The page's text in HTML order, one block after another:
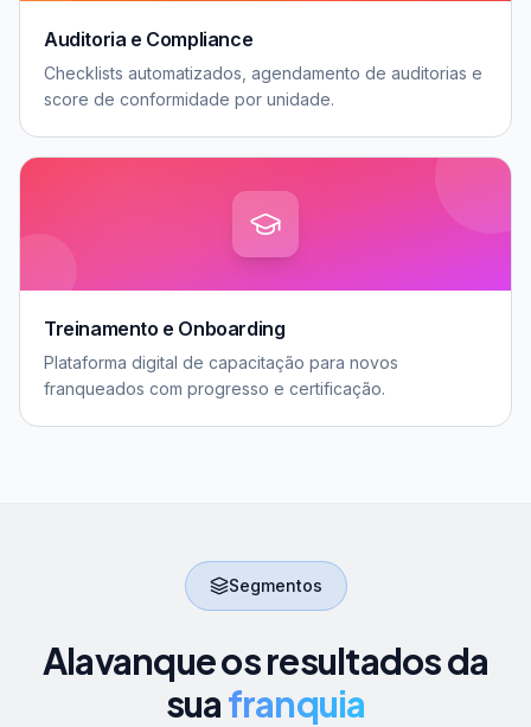
Auditoria e Compliance
Checklists automatizados, agendamento de auditorias e
score de conformidade por unidade.
Treinamento e Onboarding
Plataforma digital de capacitação para novos
franqueados com progresso e certificação.
Segmentos
Alavanque os resultados da
suafranquia